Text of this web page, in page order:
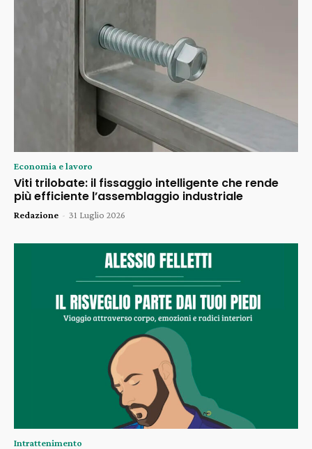
Economia e lavoro
Viti trilobate: il fissaggio intelligente che rende
più efficiente l’assemblaggio industriale
Redazione - 31 Luglio 2026
Intrattenimento